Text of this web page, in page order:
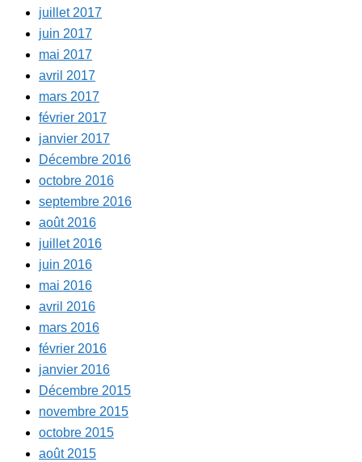
juillet 2017
juin 2017
mai 2017
avril 2017
mars 2017
février 2017
janvier 2017
Décembre 2016
octobre 2016
septembre 2016
août 2016
juillet 2016
juin 2016
mai 2016
avril 2016
mars 2016
février 2016
janvier 2016
Décembre 2015
novembre 2015
octobre 2015
août 2015